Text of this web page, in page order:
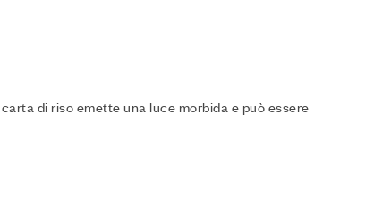
di riso emette una luce morbida e può essere